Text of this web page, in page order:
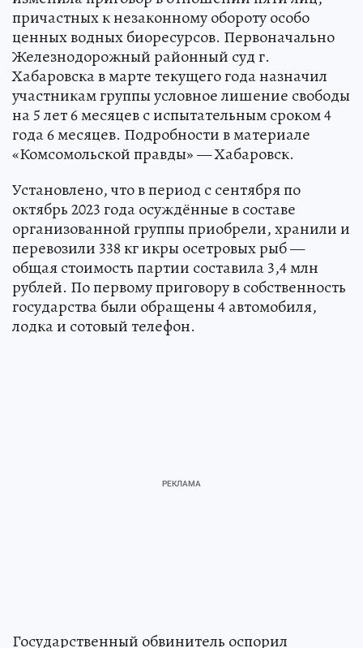
причастных к незаконному обороту особо
ценных водных биоресурсов. Первоначально
Железнодорожный районный суд г.
Хабаровска в марте текущего года назначил
участникам группы условное лишение свободы
на 5 лет 6 месяцев с испытательным сроком 4
года 6 месяцев. Подробности в материале
«Комсомольской правды» — Хабаровск.
Установлено, что в период с сентября по
октябрь 2023 года осуждённые в составе
организованной группы приобрели, хранили и
перевозили 338 кг икры осетровых рыб —
общая стоимость партии составила 3,4 млн
рублей. По первому приговору в собственность
государства были обращены 4 автомобиля,
лодка и сотовый телефон.
Государственный обвинитель оспорил